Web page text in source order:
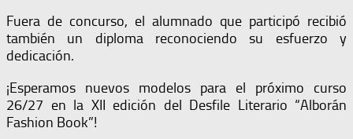
Fuera de concurso, el alumnado que participó recibió
también un diploma reconociendo su esfuerzo y
dedicación.
¡Esperamos nuevos modelos para el próximo curso
26/27 en la XII edición del Desfile Literario “Alborán
Fashion Book”!